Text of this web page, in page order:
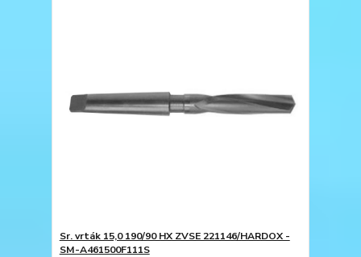
Sr. vrták 15,0 190/90 HX ZVSE 221146/HARDOX -
SM-A461500F111S